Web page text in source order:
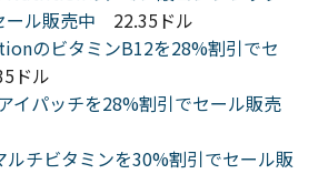
ル販売中 22.35ドル
のビタミンB12を28%割引でセ
ドル
イパッチを28%割引でセール販売
ルチビタミンを30%割引でセール販